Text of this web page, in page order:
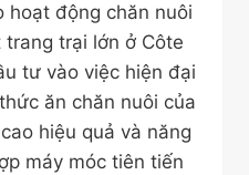
hoạt động chăn nuôi
trại lớn ở Côte
tư vào việc hiện đại
ăn chăn nuôi của
hiệu quả và năng
máy móc tiên tiến